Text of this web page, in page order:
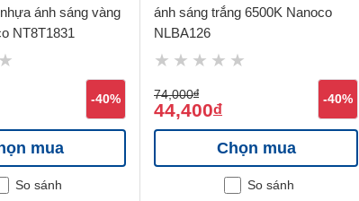
ánh sáng vàng
NT8T1831
-40%
mua
So sánh
ánh sáng trắng 6500K Nanoco
NLBA126
74,000đ
44,400đ
-40%
Chọn mua
So sánh